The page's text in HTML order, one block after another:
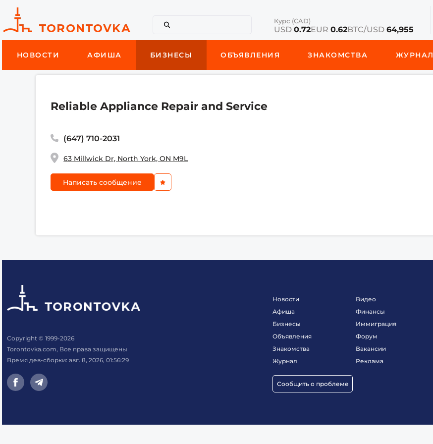
Курс (CAD)
USD 0.72EUR 0.62BTC/USD 64,955
НОВОСТИ АФИША БИЗНЕСЫ ОБЪЯВЛЕНИЯ ЗНАКОМСТВА ЖУРНАЛ
Reliable Appliance Repair and Service
(647) 710-2031
63 Millwick Dr, North York, ON M9L
Написать сообщение
Copyright © 1999-2026
Torontovka.com, Все права защищены
Время дев-сборки: авг. 8, 2026, 01:56:29
Новости
Афиша
Бизнесы
Объявления
Знакомства
Журнал
Сообщить о проблеме
Видео
Финансы
Иммиграция
Форум
Вакансии
Реклама